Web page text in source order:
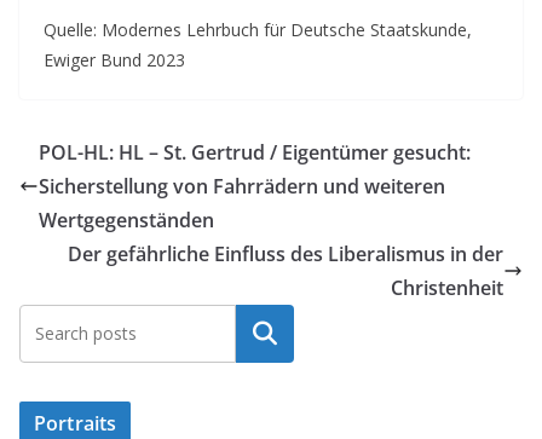
Quelle: Modernes Lehrbuch für Deutsche Staatskunde,
Ewiger Bund 2023
POL-HL: HL – St. Gertrud / Eigentümer gesucht:
Sicherstellung von Fahrrädern und weiteren
Wertgegenständen
Der gefährliche Einfluss des Liberalismus in der
Christenheit
Suchen
Portraits